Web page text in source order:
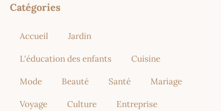
Catégories
Accueil Jardin
L'éducation des enfants Cuisine
Mode Beauté Santé Mariage
Voyage Culture Entreprise